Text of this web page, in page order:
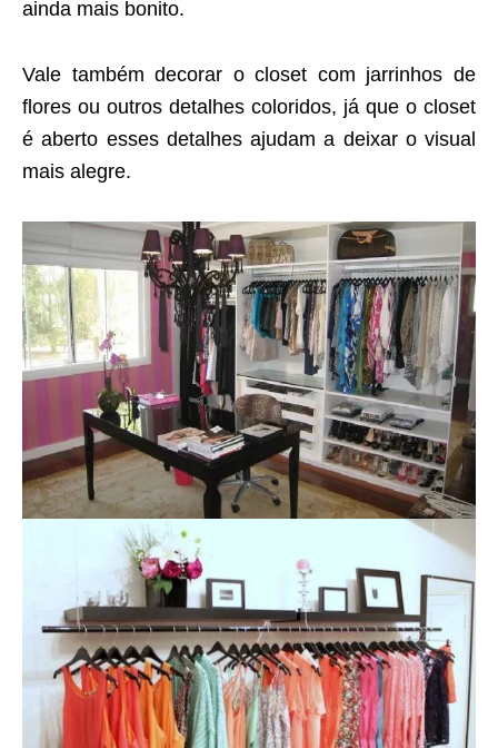
ainda mais bonito.
Vale também decorar o closet com jarrinhos de
flores ou outros detalhes coloridos, já que o closet
é aberto esses detalhes ajudam a deixar o visual
mais alegre.